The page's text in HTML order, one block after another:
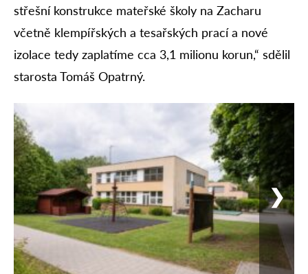
střešní konstrukce mateřské školy na Zacharu
včetně klempířských a tesařských prací a nové
izolace tedy zaplatíme cca 3,1 milionu korun,“ sdělil
starosta Tomáš Opatrný.
❯